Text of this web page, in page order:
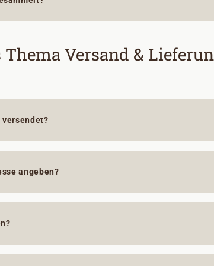
Versand &
versendet?
angeben?